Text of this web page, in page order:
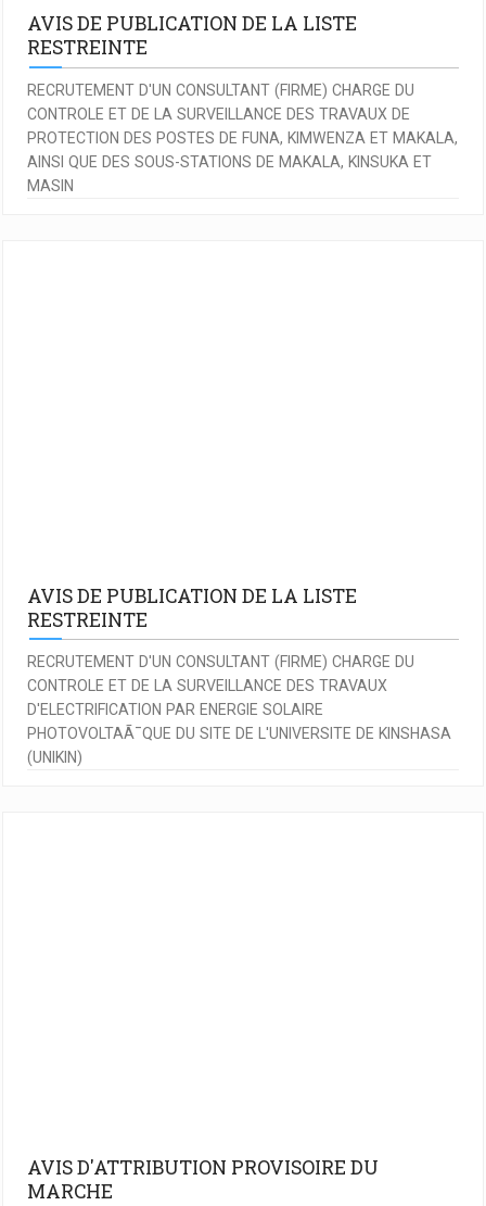
AVIS DE PUBLICATION DE LA LISTE
RESTREINTE
RECRUTEMENT D'UN CONSULTANT (FIRME) CHARGE DU
CONTROLE ET DE LA SURVEILLANCE DES TRAVAUX DE
PROTECTION DES POSTES DE FUNA, KIMWENZA ET MAKALA,
AINSI QUE DES SOUS-STATIONS DE MAKALA, KINSUKA ET
MASIN
AVIS DE PUBLICATION DE LA LISTE
RESTREINTE
RECRUTEMENT D'UN CONSULTANT (FIRME) CHARGE DU
CONTROLE ET DE LA SURVEILLANCE DES TRAVAUX
D'ELECTRIFICATION PAR ENERGIE SOLAIRE
PHOTOVOLTAÃ¯QUE DU SITE DE L'UNIVERSITE DE KINSHASA
(UNIKIN)
AVIS D'ATTRIBUTION PROVISOIRE DU
MARCHE